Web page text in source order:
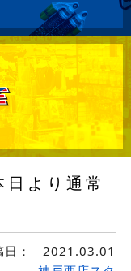
より通常
： 2021.03.01